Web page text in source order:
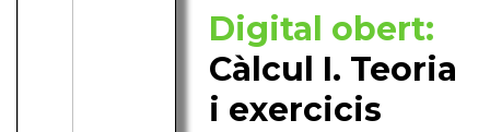
Digital obert:
Càlcul I. Teoria
i exercicis